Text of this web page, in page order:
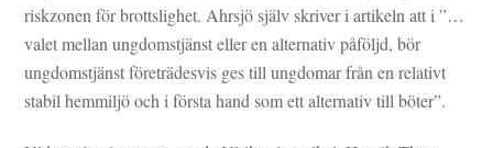
riskzonen för brottslighet. Ahrsjö själv skriver i artikeln att i ”…
valet mellan ungdomstjänst eller en alternativ påföljd, bör
ungdomstjänst företrädesvis ges till ungdomar från en relativt
stabil hemmiljö och i första hand som ett alternativ till böter”.